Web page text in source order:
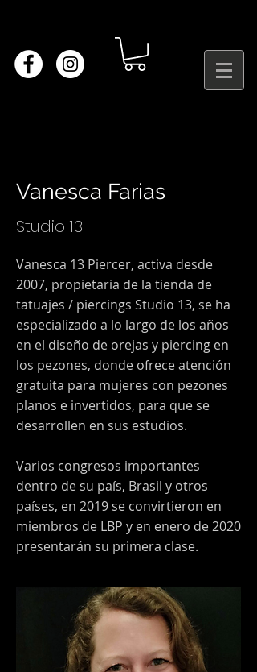
Vanesca Farias
Studio 13
Vanesca 13 Piercer, activa desde
2007, propietaria de la tienda de
tatuajes / piercings Studio 13, se ha
especializado a lo largo de los años
en el diseño de orejas y piercing en
los pezones, donde ofrece atención
gratuita para mujeres con pezones
planos e invertidos, para que se
desarrollen en sus estudios.
Varios congresos importantes
dentro de su país, Brasil y otros
países, en 2019 se convirtieron en
miembros de LBP y en enero de 2020
presentarán su primera clase.